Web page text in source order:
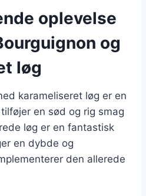
oplevelse
og
løg
karameliseret løg er en
en sød og rig smag
løg er en fantastisk
en dybde og
den allerede